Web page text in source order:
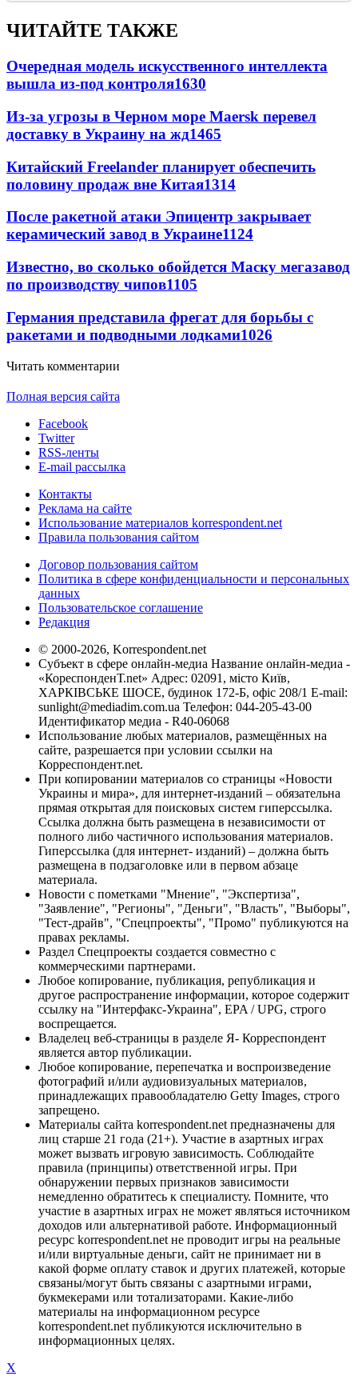
ЧИТАЙТЕ ТАКЖЕ
Очередная модель искусственного интеллекта
вышла из-под контроля1630
Из-за угрозы в Черном море Maersk перевел
доставку в Украину на жд1465
Китайский Freelander планирует обеспечить
половину продаж вне Китая1314
После ракетной атаки Эпицентр закрывает
керамический завод в Украине1124
Известно, во сколько обойдется Маску мегазавод
по производству чипов1105
Германия представила фрегат для борьбы с
ракетами и подводными лодками1026
Читать комментарии
Полная версия сайта
Facebook
Twitter
RSS-ленты
E-mail рассылка
Контакты
Реклама на сайте
Использование материалов korrespondent.net
Правила пользования сайтом
Договор пользования сайтом
Политика в сфере конфиденциальности и персональных
данных
Пользовательское соглашение
Редакция
© 2000-2026, Korrespondent.net
Субъект в сфере онлайн-медиа Название онлайн-медиа -
«КореспонденТ.net» Адрес: 02091, місто Київ,
ХАРКІВСЬКЕ ШОСЕ, будинок 172-Б, офіс 208/1 E-mail:
sunlight@mediadim.com.ua Телефон: 044-205-43-00
Идентификатор медиа - R40-06068
Использование любых материалов, размещённых на
сайте, разрешается при условии ссылки на
Корреспондент.net.
При копировании материалов со страницы «Новости
Украины и мира», для интернет-изданий – обязательна
прямая открытая для поисковых систем гиперссылка.
Ссылка должна быть размещена в независимости от
полного либо частичного использования материалов.
Гиперссылка (для интернет- изданий) – должна быть
размещена в подзаголовке или в первом абзаце
материала.
Новости с пометками "Мнение", "Экспертиза",
"Заявление", "Регионы", "Деньги", "Власть", "Выборы",
"Тест-драйв", "Спецпроекты", "Промо" публикуются на
правах рекламы.
Раздел Спецпроекты создается совместно с
коммерческими партнерами.
Любое копирование, публикация, републикация и
другое распространение информации, которое содержит
ссылку на "Интерфакс-Украина", EPA / UPG, строго
воспрещается.
Владелец веб-страницы в разделе Я- Корреспондент
является автор публикации.
Любое копирование, перепечатка и воспроизведение
фотографий и/или аудиовизуальных материалов,
принадлежащих правообладателю Getty Images, строго
запрещено.
Материалы сайта korrespondent.net предназначены для
лиц старше 21 года (21+). Участие в азартных играх
может вызвать игровую зависимость. Соблюдайте
правила (принципы) ответственной игры. При
обнаружении первых признаков зависимости
немедленно обратитесь к специалисту. Помните, что
участие в азартных играх не может являться источником
доходов или альтернативой работе. Информационный
ресурс korrespondent.net не проводит игры на реальные
и/или виртуальные деньги, сайт не принимает ни в
какой форме оплату ставок и других платежей, которые
связаны/могут быть связаны с азартными играми,
букмекерами или тотализаторами. Какие-либо
материалы на информационном ресурсе
korrespondent.net публикуются исключительно в
информационных целях.
X